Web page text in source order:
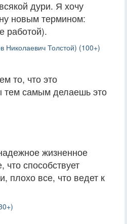
дури. Я хочу
новым термином:
работой).
Николаевич Толстой) (100+)
то, что это
тем самым делаешь это
жизненное
что способствует
плохо все, что ведет к